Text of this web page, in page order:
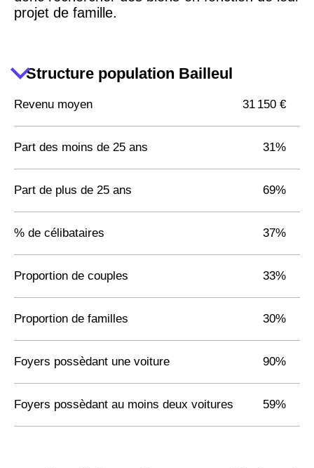
projet de famille.
Structure population Bailleul
Revenu moyen 31 150 €
Part des moins de 25 ans 31%
Part de plus de 25 ans 69%
% de célibataires 37%
Proportion de couples 33%
Proportion de familles 30%
Foyers possèdant une voiture 90%
Foyers possèdant au moins deux voitures 59%